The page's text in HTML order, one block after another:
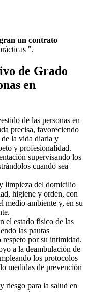
un contrato
".
de Grado
en
de las personas en
precisa, favoreciendo
la vida diaria y
y profesionalidad.
supervisando los
cuando sea
limpieza del domicilio
higiene y orden, con
medio ambiente y, en su
el estado físico de las
las pautas
respeto por su intimidad.
a la deambulación de
los protocolos
medidas de prevención
riesgo para la salud en